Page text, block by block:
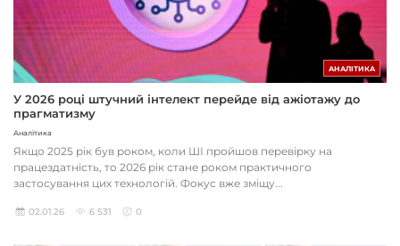
АНАЛІТИКА
У 2026 році штучний інтелект перейде від ажіотажу до
прагматизму
Аналітика
Якщо 2025 рік був роком, коли ШІ пройшов перевірку на
працездатність, то 2026 рік стане роком практичного
застосування цих технологій. Фокус вже зміщу...
02.01.26 6 531 0